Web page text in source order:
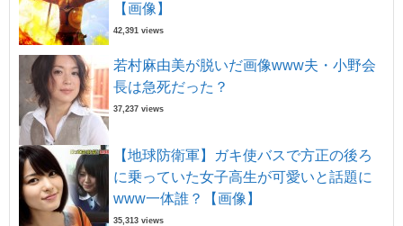
【画像】
42,391 views
若村麻由美が脱いだ画像www夫・小野会
長は急死だった？
37,237 views
【地球防衛軍】ガキ使バスで方正の後ろ
に乗っていた女子高生が可愛いと話題に
www一体誰？【画像】
35,313 views